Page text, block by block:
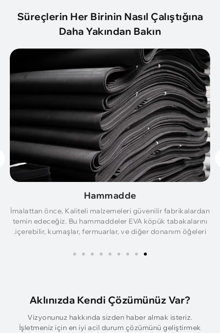
Süreçlerin Her Birinin Nasıl Çalıştığına
Daha Yakından Bakın
Hammadde
İmalattan önce, Kaliteli malzemeleri güvenilir fabrikalardan
temin edeceğiz. Bu hammaddeler EVA köpük tabakalarını
içerebilir, kumaşlar, fermuarlar, ve diğer donanım öğeleri.
Aklınızda Kendi Çözümünüz Var?
Vizyonunuz hakkında sizden haber almak isteriz.
İşletmeniz için en iyi acil durum çözümünü geliştirmek